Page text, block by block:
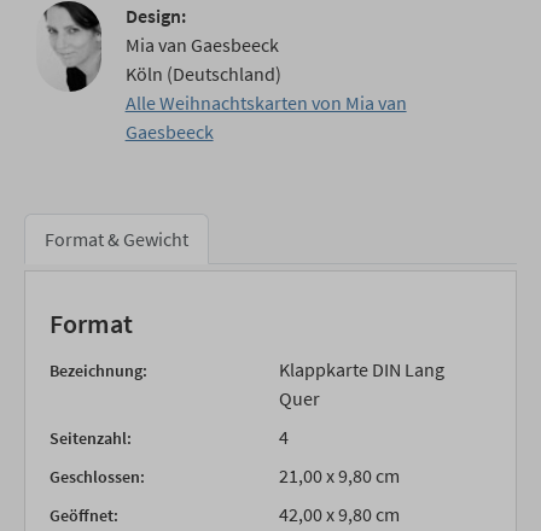
Design:
Mia van Gaesbeeck
Köln (Deutschland)
Alle Weihnachtskarten von Mia van
Gaesbeeck
Format & Gewicht
Format
Bezeichnung:
Klappkarte DIN Lang
Quer
Seitenzahl: 4
Geschlossen: 21,00 x 9,80 cm
Geöffnet: 42,00 x 9,80 cm